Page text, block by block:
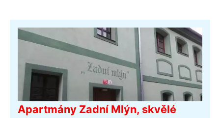
Apartmány Zadní Mlýn, skvělé